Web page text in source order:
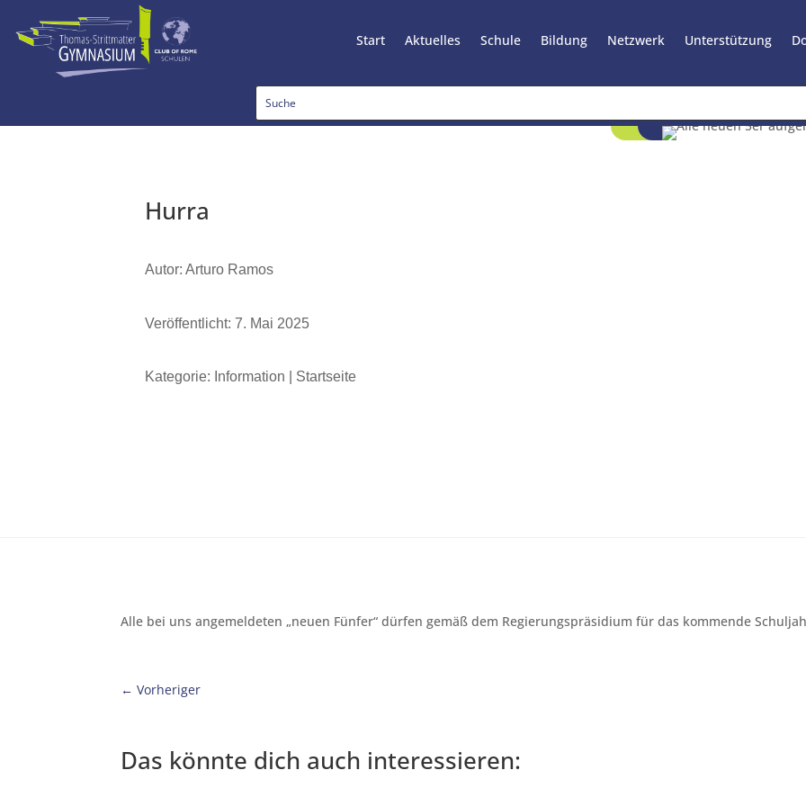
Start Aktuelles Schule Bildung Netzwerk Unterstützung
Hurra
Autor: Arturo Ramos
Veröffentlicht: 7. Mai 2025
Kategorie: Information | Startseite
Alle bei uns angemeldeten „neuen Fünfer“ dürfen gemäß dem Regierungspräsidium für das kommende
←Vorheriger
Das könnte dich auch interessieren: